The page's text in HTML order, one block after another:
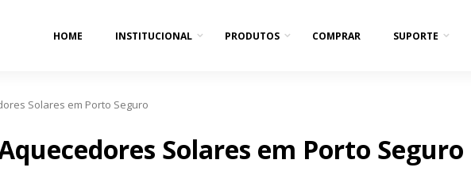
HOME INSTITUCIONAL PRODUTOS COMPRAR SUPORTE
Solares em Porto Seguro
Solares em Porto Seguro